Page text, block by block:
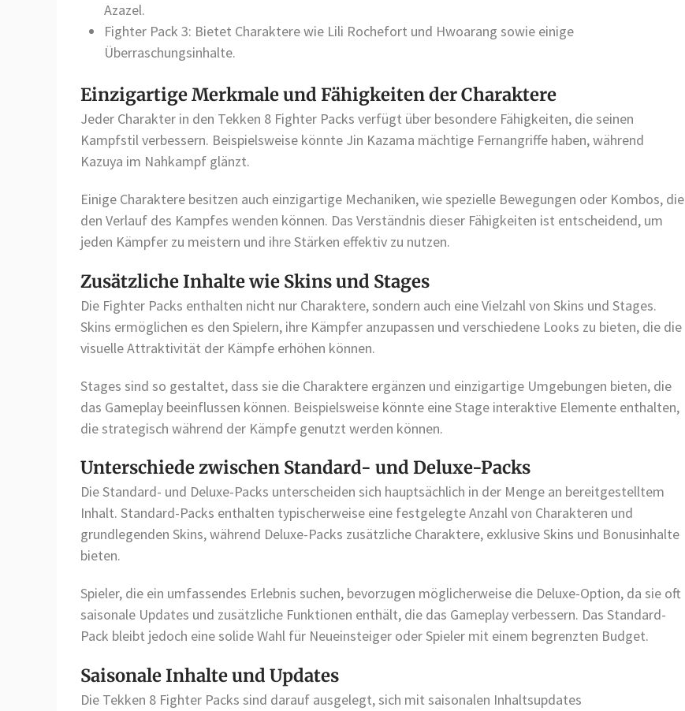
Azazel.
Fighter Pack 3: Bietet Charaktere wie Lili Rochefort und Hwoarang sowie einige
Überraschungsinhalte.
Einzigartige Merkmale und Fähigkeiten der Charaktere
Jeder Charakter in den Tekken 8 Fighter Packs verfügt über besondere Fähigkeiten, die seinen
Kampfstil verbessern. Beispielsweise könnte Jin Kazama mächtige Fernangriffe haben, während
Kazuya im Nahkampf glänzt.
Einige Charaktere besitzen auch einzigartige Mechaniken, wie spezielle Bewegungen oder Kombos, die
den Verlauf des Kampfes wenden können. Das Verständnis dieser Fähigkeiten ist entscheidend, um
jeden Kämpfer zu meistern und ihre Stärken effektiv zu nutzen.
Zusätzliche Inhalte wie Skins und Stages
Die Fighter Packs enthalten nicht nur Charaktere, sondern auch eine Vielzahl von Skins und Stages.
Skins ermöglichen es den Spielern, ihre Kämpfer anzupassen und verschiedene Looks zu bieten, die die
visuelle Attraktivität der Kämpfe erhöhen können.
Stages sind so gestaltet, dass sie die Charaktere ergänzen und einzigartige Umgebungen bieten, die
das Gameplay beeinflussen können. Beispielsweise könnte eine Stage interaktive Elemente enthalten,
die strategisch während der Kämpfe genutzt werden können.
Unterschiede zwischen Standard- und Deluxe-Packs
Die Standard- und Deluxe-Packs unterscheiden sich hauptsächlich in der Menge an bereitgestelltem
Inhalt. Standard-Packs enthalten typischerweise eine festgelegte Anzahl von Charakteren und
grundlegenden Skins, während Deluxe-Packs zusätzliche Charaktere, exklusive Skins und Bonusinhalte
bieten.
Spieler, die ein umfassendes Erlebnis suchen, bevorzugen möglicherweise die Deluxe-Option, da sie oft
saisonale Updates und zusätzliche Funktionen enthält, die das Gameplay verbessern. Das Standard-
Pack bleibt jedoch eine solide Wahl für Neueinsteiger oder Spieler mit einem begrenzten Budget.
Saisonale Inhalte und Updates
Die Tekken 8 Fighter Packs sind darauf ausgelegt, sich mit saisonalen Inhaltsupdates